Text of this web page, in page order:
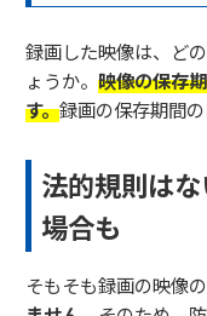
録画した映像は、ど
ょうか。 映像の保存
す。録画の保存期間の
法的規則は
場合も
そもそも録画の映像